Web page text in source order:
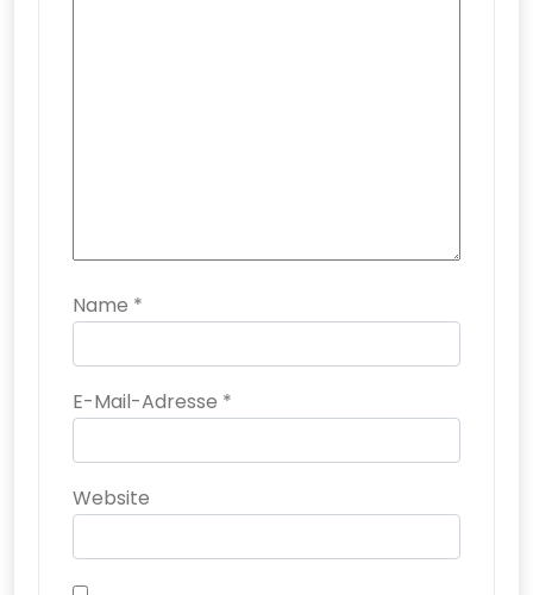
Name *
E-Mail-Adresse *
Website